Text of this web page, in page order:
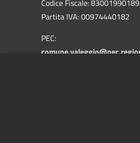
Codice Fiscale: 83001990189
Partita IVA: 00974440182
PEC: